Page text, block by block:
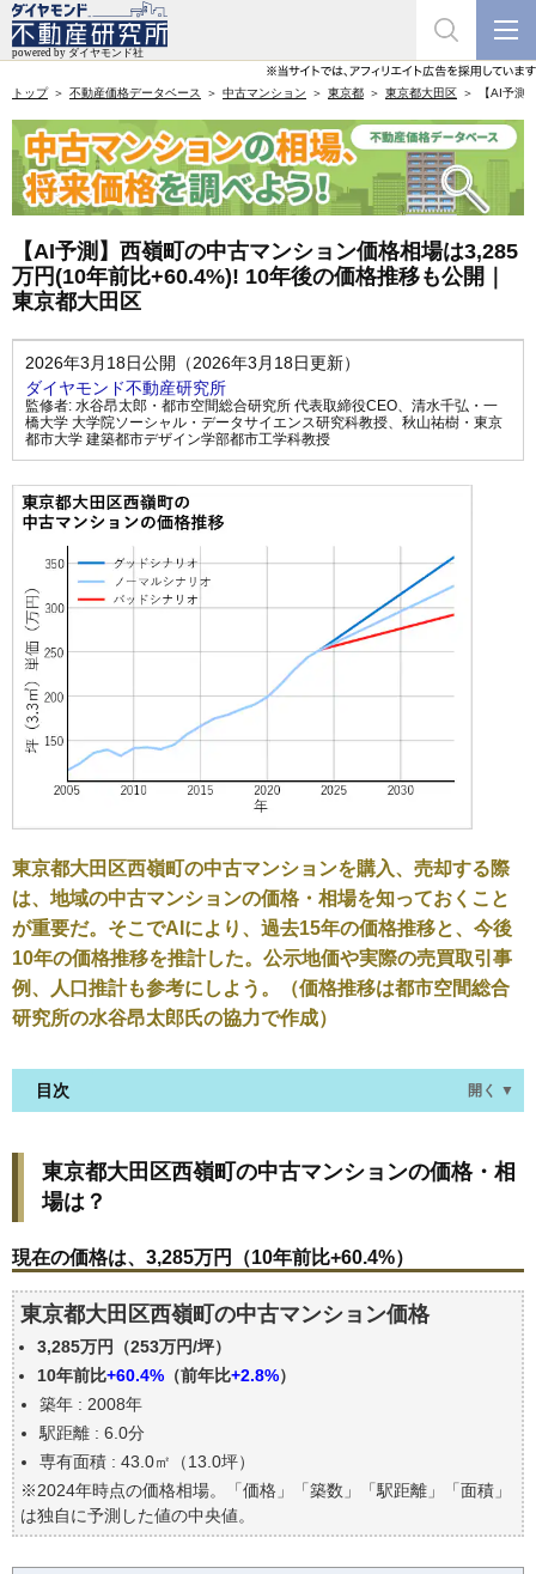
トップ 不動産価格データベース 中古マンション 東京都 東京都大田区 【AI予測
【AI予測】西嶺町の中古マンション価格相場は3,285
万円(10年前比+60.4%)! 10年後の価格推移も公開｜
東京都大田区
2026年3月18日公開（2026年3月18日更新）
ダイヤモンド不動産研究所
監修者: 水谷昂太郎・都市空間総合研究所 代表取締役CEO、 清水千弘・一
橋大学 大学院ソーシャル・データサイエンス研究科教授、 秋山祐樹・東京
都市大学 建築都市デザイン学部都市工学科教授
東京都大田区西嶺町の中古マンションを購入、売却する際
は、地域の中古マンションの価格・相場を知っておくこと
が重要だ。そこでAIにより、過去15年の価格推移と、今後
10年の価格推移を推計した。公示地価や実際の売買取引事
例、人口推計も参考にしよう。（価格推移は都市空間総合
研究所の水谷昂太郎氏の協力で作成）
目次 開く ▼
は？
現在の価格は、3,285万円（10年前比+60.4%）
価格を詳細に分析しよう
築年数で価格はどうなる？
東京都大田区西嶺町の中古マンションの過去の売買
事例
公示地価はいくら
エリアの将来性を人口予想から検討しよう
自分の年収でいくらの不動産が買える？
東京都大田区西嶺町の中古マンションの価格・相
場は？
現在の価格は、3,285万円（10年前比+60.4%）
東京都大田区西嶺町の中古マンション価格
3,285万円（253万円/坪）
10年前比+60.4% （前年比+2.8%）
築年 : 2008年
駅距離 : 6.0分
専有面積 : 43.0㎡（13.0坪）
※2024年時点の価格相場。「価格」「築数」「駅距離」「面積」
は独自に予測した値の中央値。